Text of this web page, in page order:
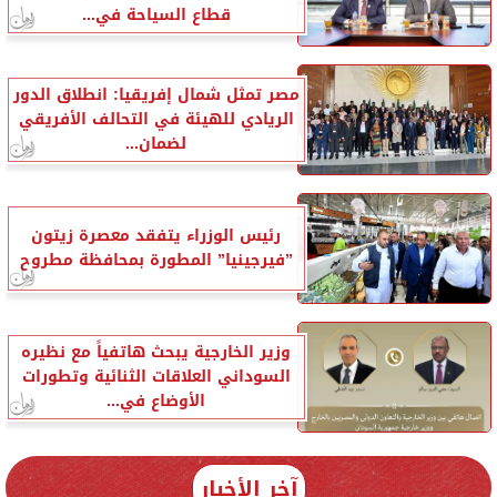
قطاع السياحة في...
مصر تمثل شمال إفريقيا: انطلاق الدور
الريادي للهيئة في التحالف الأفريقي
لضمان...
رئيس الوزراء يتفقد معصرة زيتون
”فيرجينيا” المطورة بمحافظة مطروح
وزير الخارجية يبحث هاتفياً مع نظيره
السوداني العلاقات الثنائية وتطورات
الأوضاع في...
آخر الأخبار